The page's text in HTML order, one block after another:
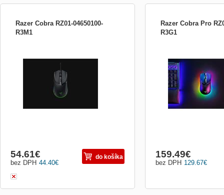
Razer Cobra RZ01-04650100-
R3M1
Razer™ Speedflex Cable ŽIVOTNOST
Razer Chroma™ RGB SENZOR: Optický
snímač 8500 DPI MAXIMÁLNÍ CITLIVOST
(DPI): 8500 MAXIMÁLNÍ RYCHLOST
44.40€
bez DPH
54.61€ do košíka
Razer Cobra Pro
R3G1
*Razer™ HyperSpeed
*Bluetooth *Wired –
Type C ŽIVOTNOST
hodin na Razer
(konstantní pohyb při
129.67€
bez DPH
159.49€